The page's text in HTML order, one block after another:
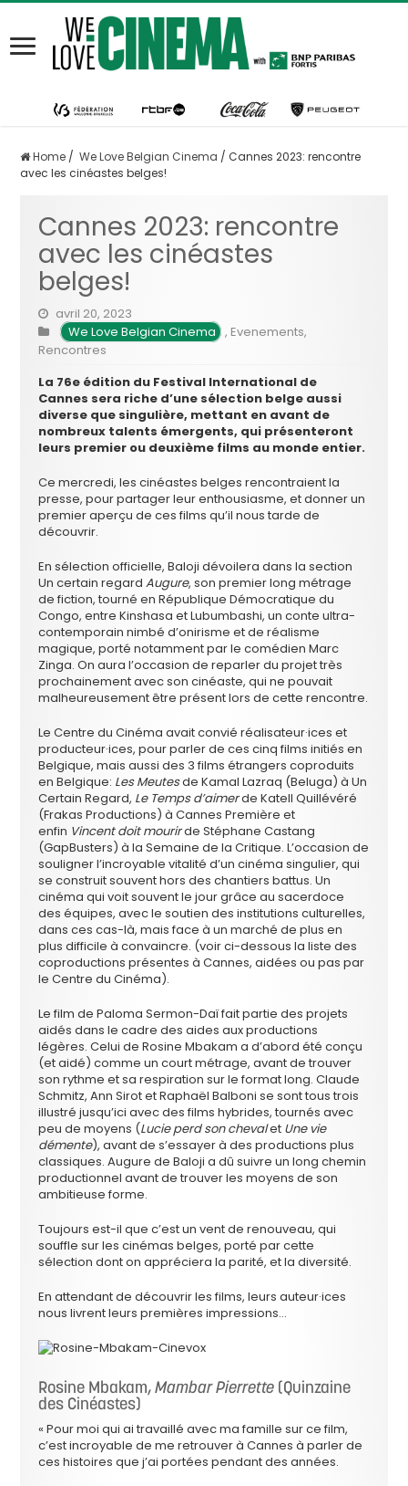
Home / We Love Belgian Cinema / Cannes 2023: rencontre
avec les cinéastes belges!
Cannes 2023: rencontre
avec les cinéastes
belges!
avril 20, 2023
We Love Belgian Cinema , Evenements,
Rencontres
La 76e édition du Festival International de
Cannes sera riche d’une sélection belge aussi
diverse que singulière, mettant en avant de
nombreux talents émergents, qui présenteront
leurs premier ou deuxième films au monde entier.
Ce mercredi, les cinéastes belges rencontraient la
presse, pour partager leur enthousiasme, et donner un
premier aperçu de ces films qu’il nous tarde de
découvrir.
En sélection officielle, Baloji dévoilera dans la section
Un certain regardAugure, son premier long métrage
de fiction, tourné en République Démocratique du
Congo, entre Kinshasa et Lubumbashi, un conte ultra-
contemporain nimbé d’onirisme et de réalisme
magique, porté notamment par le comédien Marc
Zinga. On aura l’occasion de reparler du projet très
prochainement avec son cinéaste, qui ne pouvait
malheureusement être présent lors de cette rencontre.
Le Centre du Cinéma avait convié réalisateur·ices et
producteur·ices, pour parler de ces cinq films initiés en
Belgique, mais aussi des 3 films étrangers coproduits
en Belgique: Les Meutesde Kamal Lazraq (Beluga) à Un
Certain Regard, Le Temps d’aimerde Katell Quillévéré
(Frakas Productions) à Cannes Première et
enfin Vincent doit mourirde Stéphane Castang
(GapBusters) à la Semaine de la Critique. L’occasion de
souligner l’incroyable vitalité d’un cinéma singulier, qui
se construit souvent hors des chantiers battus. Un
cinéma qui voit souvent le jour grâce au sacerdoce
des équipes, avec le soutien des institutions culturelles,
dans ces cas-là, mais face à un marché de plus en
plus difficile à convaincre. (voir ci-dessous la liste des
coproductions présentes à Cannes, aidées ou pas par
le Centre du Cinéma).
Le film de Paloma Sermon-Daï fait partie des projets
aidés dans le cadre des aides aux productions
légères. Celui de Rosine Mbakam a d’abord été conçu
(et aidé) comme un court métrage, avant de trouver
son rythme et sa respiration sur le format long. Claude
Schmitz, Ann Sirot et Raphaël Balboni se sont tous trois
illustré jusqu’ici avec des films hybrides, tournés avec
peu de moyens (Lucie perd son chevalet Une vie
démente), avant de s’essayer à des productions plus
classiques. Augure de Baloji a dû suivre un long chemin
productionnel avant de trouver les moyens de son
ambitieuse forme.
Toujours est-il que c’est un vent de renouveau, qui
souffle sur les cinémas belges, porté par cette
sélection dont on appréciera la parité, et la diversité.
En attendant de découvrir les films, leurs auteur·ices
nous livrent leurs premières impressions…
Rosine Mbakam,Mambar Pierrette (Quinzaine
des Cinéastes)
« Pour moi qui ai travaillé avec ma famille sur ce film,
c’est incroyable de me retrouver à Cannes à parler de
ces histoires que j’ai portées pendant des années.